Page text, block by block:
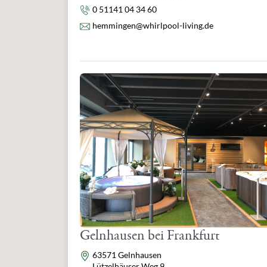
Telefon
0 51141 04 34 60
E-Mail
hemmingen@whirlpool-living.de
Gelnhausen bei Frankfurt
Adresse
63571 Gelnhausen